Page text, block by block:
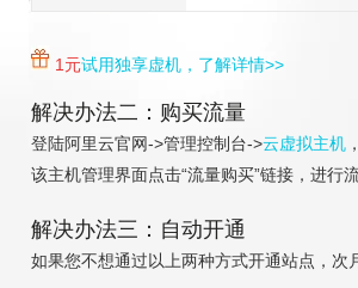
1元试用独享虚机，了解详情>>
解决办法二：购买流量
登陆阿里云官网->管理控制台->云虚拟主机
该主机管理界面点击“流量购买”链接，进行
解决办法三：自动开通
如果您不想通过以上两种方式开通站点，次